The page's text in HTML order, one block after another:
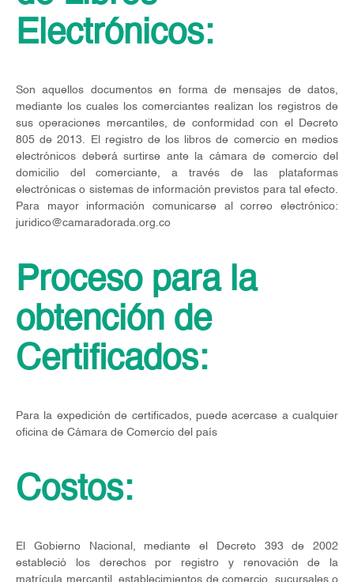
Electrónicos:
Son aquellos documentos en forma de mensajes de datos,
mediante los cuales los comerciantes realizan los registros de
sus operaciones mercantiles, de conformidad con el Decreto
805 de 2013. El registro de los libros de comercio en medios
electrónicos deberá surtirse ante la cámara de comercio del
domicilio del comerciante, a través de las plataformas
electrónicas o sistemas de información previstos para tal efecto.
Para mayor información comunicarse al correo electrónico:
juridico@camaradorada.org.co
Proceso para la
obtención de
Certificados:
Para la expedición de certificados, puede acercase a cualquier
oficina de Cámara de Comercio del país
Costos:
El Gobierno Nacional, mediante el Decreto 393 de 2002
estableció los derechos por registro y renovación de la